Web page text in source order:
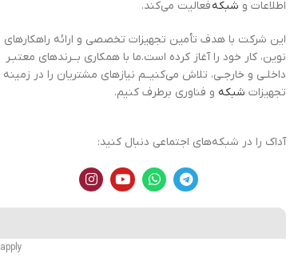
اطلاعات و شبکهفعالیت می‌کند.
این شرکت با هدف تأمین تجهیزات تخصصی و ارائه راهکارهای
نوین، کار خود را آغاز کرده است.ما با همکاری بــرندهای معتبـر
داخلـی و خارجـی، تلاش می‌کنیــم نیازهای مشتریان را در زمینه
تجهیزات شبکه و فناوری برطرف کنیم.
آداک را در شبکه‌های اجتماعی دنبال کنید:
apply.